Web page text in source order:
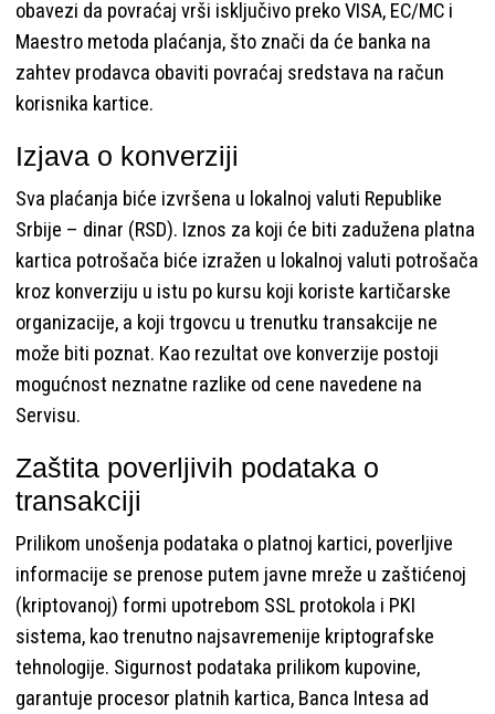
obavezi da povraćaj vrši isključivo preko VISA, EC/MC i
Maestro metoda plaćanja, što znači da će banka na
zahtev prodavca obaviti povraćaj sredstava na račun
korisnika kartice.
Izjava o konverziji
Sva plaćanja biće izvršena u lokalnoj valuti Republike
Srbije – dinar (RSD). Iznos za koji će biti zadužena platna
kartica potrošača biće izražen u lokalnoj valuti potrošača
kroz konverziju u istu po kursu koji koriste kartičarske
organizacije, a koji trgovcu u trenutku transakcije ne
može biti poznat. Kao rezultat ove konverzije postoji
mogućnost neznatne razlike od cene navedene na
Servisu.
Zaštita poverljivih podataka o
transakciji
Prilikom unošenja podataka o platnoj kartici, poverljive
informacije se prenose putem javne mreže u zaštićenoj
(kriptovanoj) formi upotrebom SSL protokola i PKI
sistema, kao trenutno najsavremenije kriptografske
tehnologije. Sigurnost podataka prilikom kupovine,
garantuje procesor platnih kartica, Banca Intesa ad